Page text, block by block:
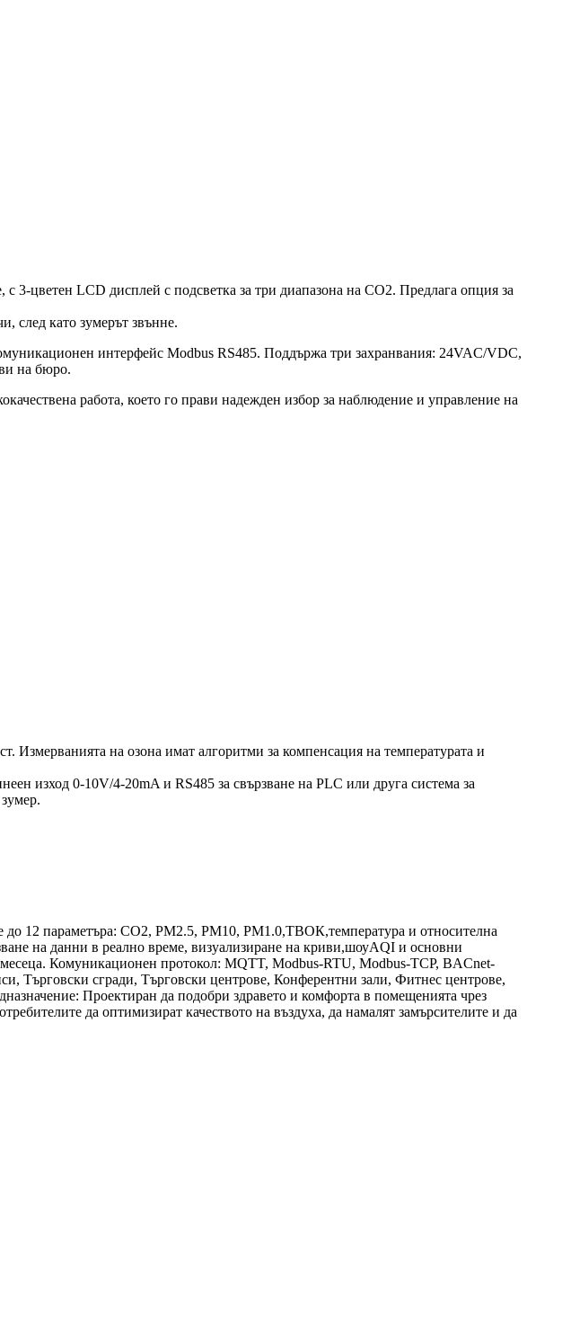
3-цветен LCD дисплей с подсветка за три диапазона на CO2. Предлага опция за
след като зумерът звънне.
интерфейс Modbus RS485. Поддържа три захранвания: 24VAC/VDC,
на бюро.
работа, което го прави надежден избор за наблюдение и управление на
на озона имат алгоритми за компенсация на температурата и
изход 0-10V/4-20mA и RS485 за свързване на PLC или друга система за
12 параметъра: CO2, PM2.5, PM10, PM1.0,ТВОК,температура и относителна
на данни в реално време, визуализиране на криви,шоуAQI и основни
Комуникационен протокол: MQTT, Modbus-RTU, Modbus-TCP, BACnet-
Търговски сгради, Търговски центрове, Конферентни зали, Фитнес центрове,
Проектиран да подобри здравето и комфорта в помещенията чрез
да оптимизират качеството на въздуха, да намалят замърсителите и да